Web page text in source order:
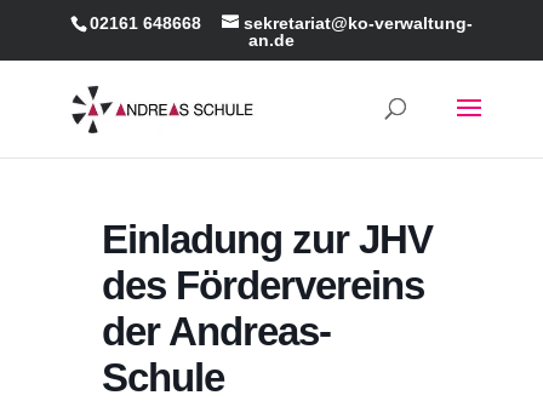
02161 648668
sekretariat@ko-verwaltung-
an.de
Einladung zur JHV
des Fördervereins
der Andreas-
Schule